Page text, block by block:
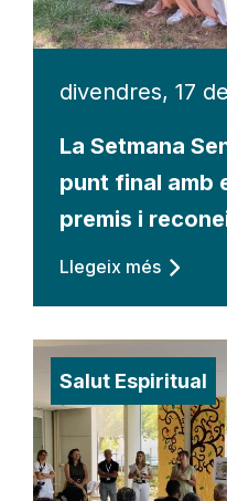
divendres, 17
La Setmana
punt final amb
premis i
Llegeix més
Salut Espiritual